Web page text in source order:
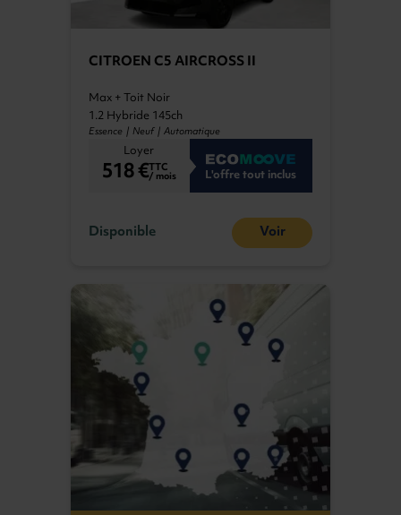
CITROEN C5 AIRCROSS II
Max + Toit Noir
1.2 Hybride 145ch
Essence | Neuf | Automatique
Loyer
518 €TTC
/ mois L'offre tout inclus
Disponible Voir